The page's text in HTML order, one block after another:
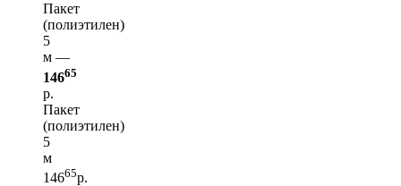
Пакет
(полиэтилен)
5
м —
14665
р.
Пакет
(полиэтилен)
5
м
14665р.